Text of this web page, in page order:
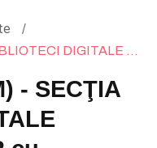
DIGITALE ...
- SECŢIA